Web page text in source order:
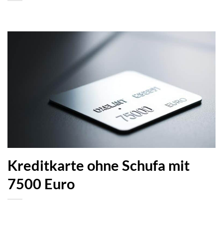
Kreditkarte ohne Schufa mit
7500 Euro